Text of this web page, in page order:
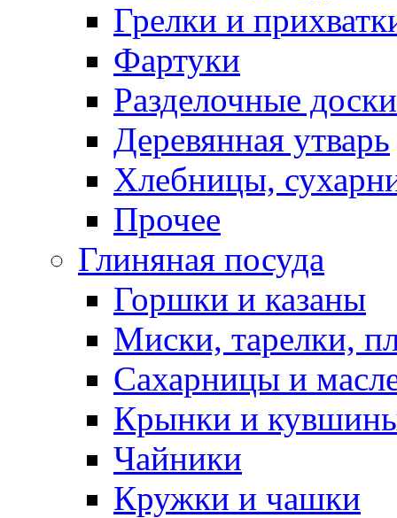
Грелки и
Фартуки
Разделочные доски
Деревянная утварь
Хлебницы,
Прочее
Глиняная посуда
Горшки и казаны
Миски, тарелки,
Сахарницы и
Крынки и
Чайники
Кружки и чашки